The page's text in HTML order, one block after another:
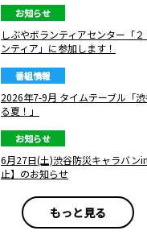
お知らせ
しぶやボランティアセンター「
ンティア」に参加します！
番組情報
2026年7-9月 タイムテーブル「
る夏！」
お知らせ
6月27日(土)渋谷防災キャラバン
止】のお知らせ
もっと見る